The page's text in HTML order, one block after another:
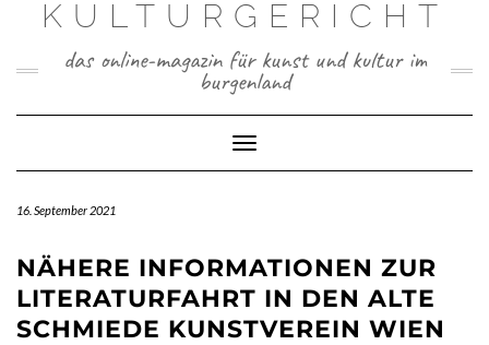
KULTURGERICHT
das online-magazin für kunst und kultur im
burgenland
Toggle
Navigation
16. September 2021
NÄHERE INFORMATIONEN ZUR
LITERATURFAHRT IN DEN ALTE
SCHMIEDE KUNSTVEREIN WIEN